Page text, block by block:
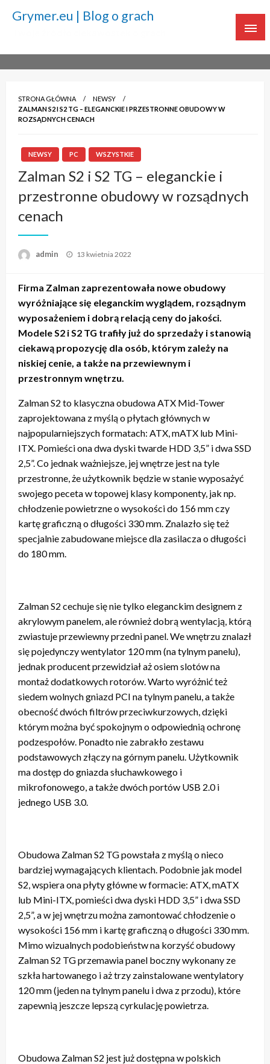
Grymer.eu | Blog o grach
STRONA GŁÓWNA
NEWSY
ZALMAN S2 I S2 TG – ELEGANCKIE I PRZESTRONNE OBUDOWY W
ROZSĄDNYCH CENACH
NEWSY PC WSZYSTKIE
Zalman S2 i S2 TG – eleganckie i
przestronne obudowy w rozsądnych
cenach
admin Napisano
13 kwietnia 2022
Firma Zalman zaprezentowała nowe obudowy
wyróżniające się eleganckim wyglądem, rozsądnym
wyposażeniem i dobrą relacją ceny do jakości.
Modele S2 i S2 TG trafiły już do sprzedaży i stanowią
ciekawą propozycję dla osób, którym zależy na
niskiej cenie, a także na przewiewnym i
przestronnym wnętrzu.
Zalman S2 to klasyczna obudowa ATX Mid-Tower
zaprojektowana z myślą o płytach głównych w
najpopularniejszych formatach: ATX, mATX lub Mini-
ITX. Pomieści ona dwa dyski twarde HDD 3,5” i dwa SSD
2,5”. Co jednak ważniejsze, jej wnętrze jest na tyle
przestronne, że użytkownik będzie w stanie wyposażyć
swojego peceta w topowej klasy komponenty, jak np.
chłodzenie powietrzne o wysokości do 156 mm czy
kartę graficzną o długości 330 mm. Znalazło się też
specjalnie zabudowane miejsce dla zasilacza o długości
do 180 mm.
Zalman S2 cechuje się nie tylko eleganckim designem z
akrylowym panelem, ale również dobrą wentylacją, którą
zwiastuje przewiewny przedni panel. We wnętrzu znalazł
się pojedynczy wentylator 120 mm (na tylnym panelu),
jednak producent przewidział aż osiem slotów na
montaż dodatkowych rotorów. Warto wyróżnić też
siedem wolnych gniazd PCI na tylnym panelu, a także
obecność dwóch filtrów przeciwkurzowych, dzięki
którym można być spokojnym o odpowiednią ochronę
podzespołów. Ponadto nie zabrakło zestawu
podstawowych złączy na górnym panelu. Użytkownik
ma dostęp do gniazda słuchawkowego i
mikrofonowego, a także dwóch portów USB 2.0 i
jednego USB 3.0.
Obudowa Zalman S2 TG powstała z myślą o nieco
bardziej wymagających klientach. Podobnie jak model
S2, wspiera ona płyty główne w formacie: ATX, mATX
lub Mini-ITX, pomieści dwa dyski HDD 3,5” i dwa SSD
2,5”, a w jej wnętrzu można zamontować chłodzenie o
wysokości 156 mm i kartę graficzną o długości 330 mm.
Mimo wizualnych podobieństw na korzyść obudowy
Zalman S2 TG przemawia panel boczny wykonany ze
szkła hartowanego i aż trzy zainstalowane wentylatory
120 mm (jeden na tylnym panelu i dwa z przodu), które
zapewnią jeszcze lepszą cyrkulację powietrza.
Obudowa Zalman S2 jest już dostępna w polskich